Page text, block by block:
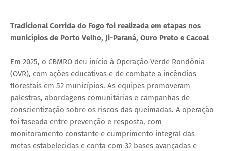
Tradicional Corrida do Fogo foi realizada em etapas nos
municípios de Porto Velho, Ji-Paraná, Ouro Preto e Cacoal
Em 2025, o CBMRO deu início à Operação Verde Rondônia
(OVR), com ações educativas e de combate a incêndios
florestais em 52 municípios. As equipes promoveram
palestras, abordagens comunitárias e campanhas de
conscientização sobre os riscos das queimadas. A operação
foi faseada entre prevenção e resposta, com
monitoramento constante e cumprimento integral das
metas estabelecidas e conta com 32 bases avançadas e